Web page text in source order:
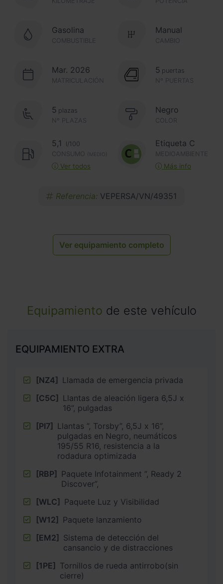
Gasolina
COMBUSTIBLE CAMBIO
Manual
Mar. 2026
MATRICULACIÓN Nº PUERTAS
5 puertas
Nº PLAZAS
5 plazas Negro
COLOR
5,1
l/100
CONSUMO
(MEDIO)
Ver todos
Etiqueta C
MEDIOAMBIENTE
Más info
Referencia: VEPERSA/VN/49351
Ver equipamiento completo
Equipamiento de este vehículo
EQUIPAMIENTO EXTRA
[NZ4] Llamada de emergencia privada
[C5C] Llantas de aleación ligera 6,5J x
16”, pulgadas
[PI7] Llantas ”, Torsby”, 6,5J x 16”,
pulgadas en Negro, neumáticos
195/55 R16, resistencia a la
rodadura optimizada
[RBP] Paquete Infotainment ”, Ready 2
Discover”,
[WLC] Paquete Luz y Visibilidad
[W12] Paquete lanzamiento
[EM2] Sistema de detección del
cansancio y de distracciones
[1PE] Tornillos de rueda antirrobo(sin
cierre)